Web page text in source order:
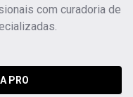
com curadoria de
PRO